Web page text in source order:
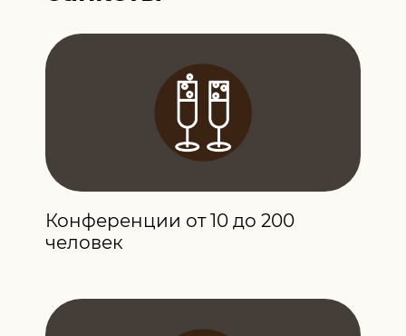
Конференции от 10 до 200
человек